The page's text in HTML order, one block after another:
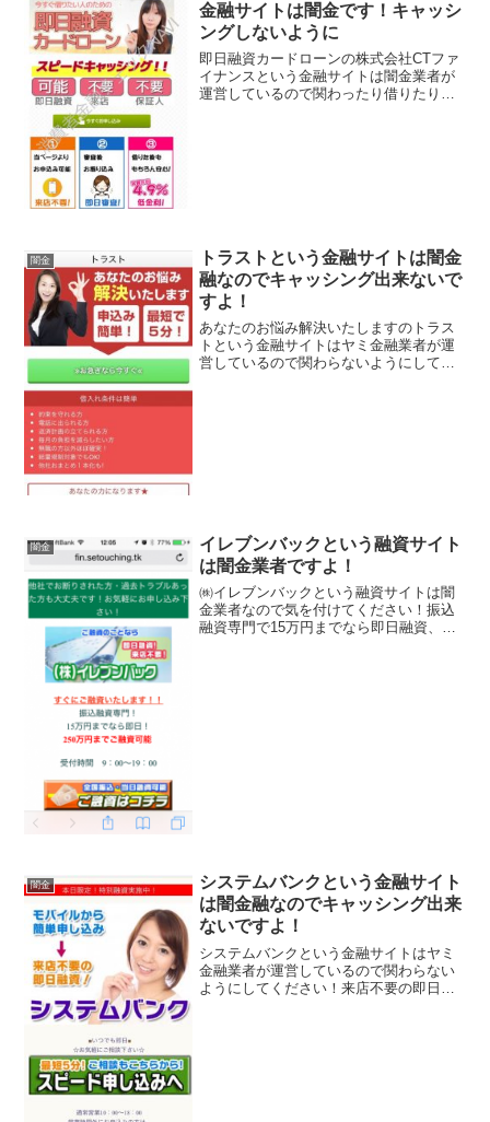
金融サイトは闇金です！キャッシ
ングしないように
即日融資カードローンの株式会社CTファ
イナンスという金融サイトは闇金業者が
運営しているので関わったり借りたりし
闇金
トラストという金融サイトは闇金
融なのでキャッシング出来ないで
すよ！
あなたのお悩み解決いたしますのトラス
トという金融サイトはヤミ金融業者が運
営しているので関わらないようにしてく
闇金
イレブンバックという融資サイト
は闇金業者ですよ！
㈱イレブンバックという融資サイトは闇
金業者なので気を付けてください！振込
融資専門で15万円までなら即日融資、最
闇金
システムバンクという金融サイト
は闇金融なのでキャッシング出来
ないですよ！
システムバンクという金融サイトはヤミ
金融業者が運営しているので関わらない
ようにしてください！来店不要の即日融